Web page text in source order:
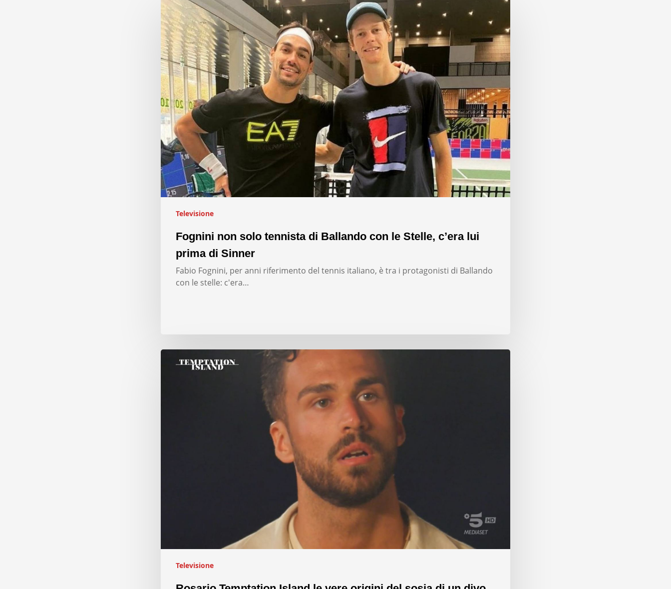
Televisione
Fognini non solo tennista di Ballando con le Stelle, c’era lui
prima di Sinner
Fabio Fognini, per anni riferimento del tennis italiano, è tra i protagonisti di Ballando
con le stelle: c'era…
Televisione